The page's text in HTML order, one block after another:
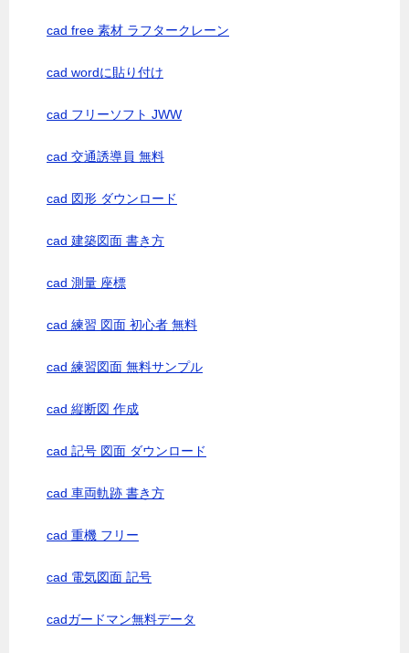
cad free 素材 ラフタークレーン
cad wordに貼り付け
cad フリーソフト JWW
cad 交通誘導員 無料
cad 図形 ダウンロード
cad 建築図面 書き方
cad 測量 座標
cad 練習 図面 初心者 無料
cad 練習図面 無料サンプル
cad 縦断図 作成
cad 記号 図面 ダウンロード
cad 車両軌跡 書き方
cad 重機 フリー
cad 電気図面 記号
cadガードマン無料データ